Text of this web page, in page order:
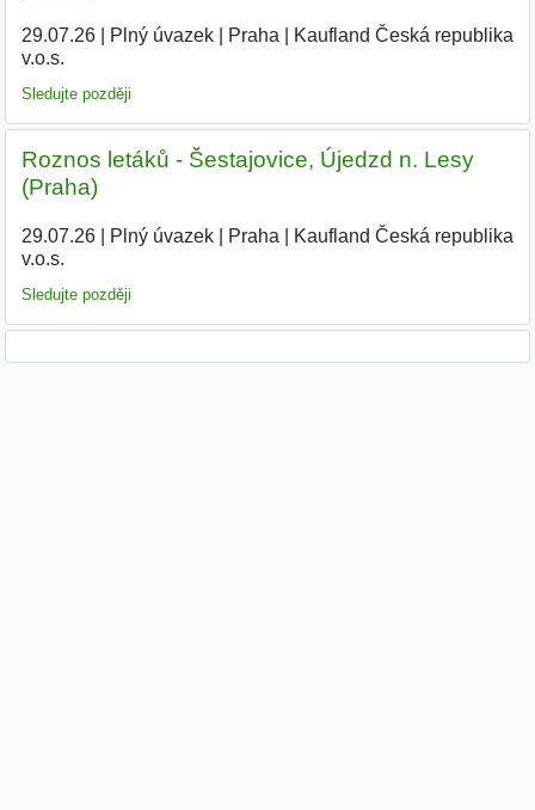
29.07.26| Plný úvazek| Praha
Kaufland Česká republika
v.o.s.
Sledujte později
Roznos letáků - Šestajovice, Újedzd n. Lesy
(Praha)
29.07.26| Plný úvazek| Praha
Kaufland Česká republika
v.o.s.
Sledujte později